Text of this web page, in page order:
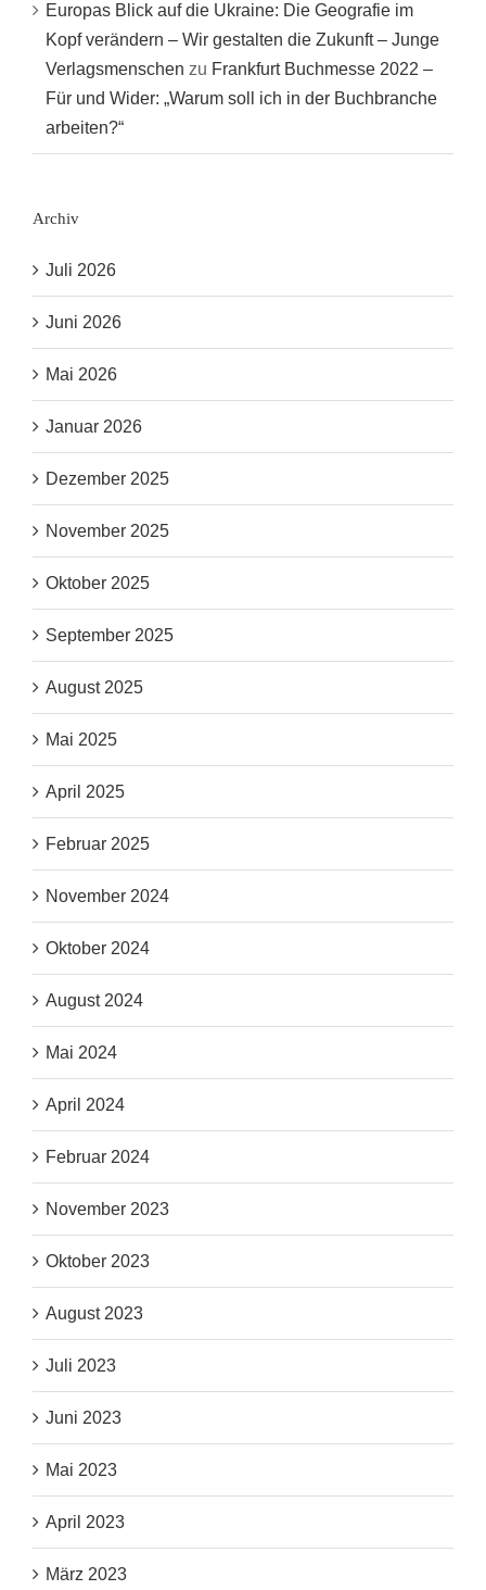
Europas Blick auf die Ukraine: Die Geografie im
Kopf verändern – Wir gestalten die Zukunft – Junge
Verlagsmenschen zu Frankfurt Buchmesse 2022 –
Für und Wider: „Warum soll ich in der Buchbranche
arbeiten?“
Archiv
Juli 2026
Juni 2026
Mai 2026
Januar 2026
Dezember 2025
November 2025
Oktober 2025
September 2025
August 2025
Mai 2025
April 2025
Februar 2025
November 2024
Oktober 2024
August 2024
Mai 2024
April 2024
Februar 2024
November 2023
Oktober 2023
August 2023
Juli 2023
Juni 2023
Mai 2023
April 2023
März 2023